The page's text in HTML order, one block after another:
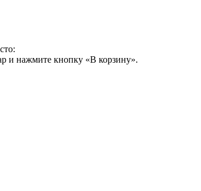
и нажмите кнопку «В корзину».